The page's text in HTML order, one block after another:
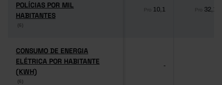
POLÍCIAS POR MIL
HABITANTES
(6)
POLÍCIAS POR MIL
HABITANTES
(6)
Pro 10,1 Pro 32,1
CONSUMO DE ENERGIA
ELÉTRICA POR HABITANTE
(KWH)
(6)
CONSUMO DE ENERGIA
ELÉTRICA POR HABITANTE
(KWH)
(6)
-